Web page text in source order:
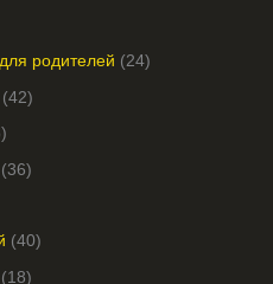
родителей 24
42
36
40
18